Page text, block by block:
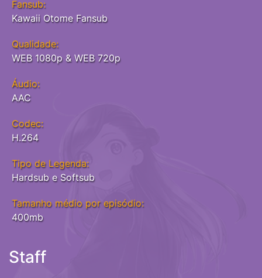
Fansub:
Kawaii Otome Fansub
Qualidade:
WEB 1080p & WEB 720p
Áudio:
AAC
Codec:
H.264
Tipo de Legenda:
Hardsub e Softsub
Tamanho médio por episódio:
400mb
Staff